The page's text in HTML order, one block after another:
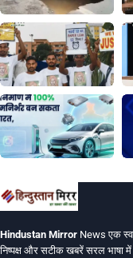
Hindustan Mirror News एक
निष्पक्ष और सटीक खबरें सरल भाषा में